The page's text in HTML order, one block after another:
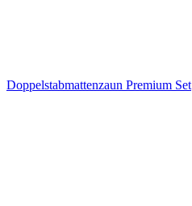
Doppelstabmattenzaun Premium Set